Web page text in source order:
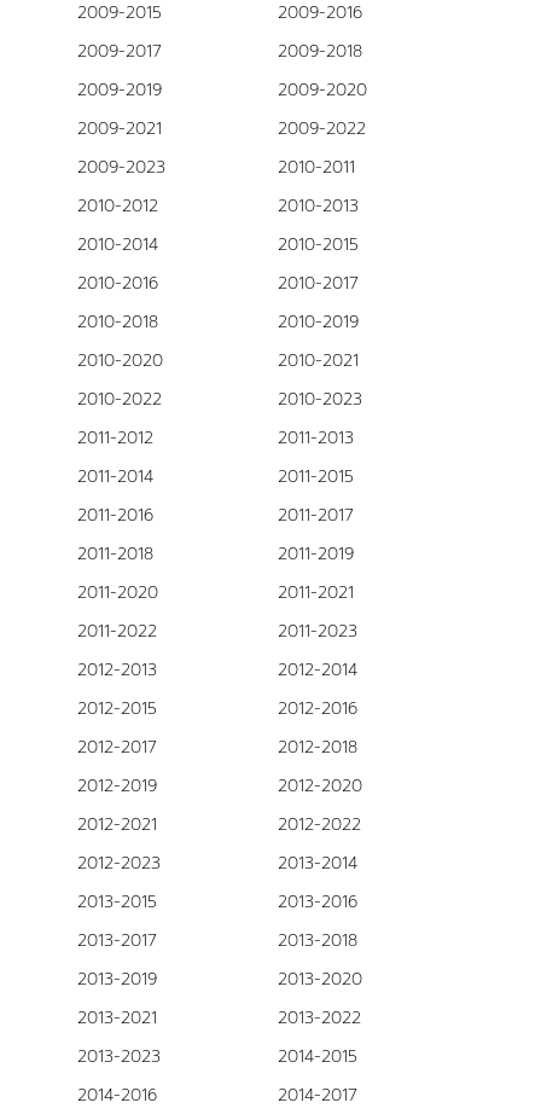
2009-2015
2009-2016
2009-2017
2009-2018
2009-2019
2009-2020
2009-2021
2009-2022
2009-2023
2010-2011
2010-2012
2010-2013
2010-2014
2010-2015
2010-2016
2010-2017
2010-2018
2010-2019
2010-2020
2010-2021
2010-2022
2010-2023
2011-2012
2011-2013
2011-2014
2011-2015
2011-2016
2011-2017
2011-2018
2011-2019
2011-2020
2011-2021
2011-2022
2011-2023
2012-2013
2012-2014
2012-2015
2012-2016
2012-2017
2012-2018
2012-2019
2012-2020
2012-2021
2012-2022
2012-2023
2013-2014
2013-2015
2013-2016
2013-2017
2013-2018
2013-2019
2013-2020
2013-2021
2013-2022
2013-2023
2014-2015
2014-2016
2014-2017